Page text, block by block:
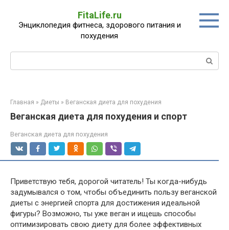
контенту
FitaLife.ru
Энциклопедия фитнеса, здорового питания и
похудения
Главная » Диеты » Веганская диета для похудения
Веганская диета для похудения и спорт
Веганская диета для похудения
Приветствую тебя, дорогой читатель! Ты когда-нибудь
задумывался о том, чтобы объединить пользу веганской
диеты с энергией спорта для достижения идеальной
фигуры? Возможно, ты уже веган и ищешь способы
оптимизировать свою диету для более эффективных